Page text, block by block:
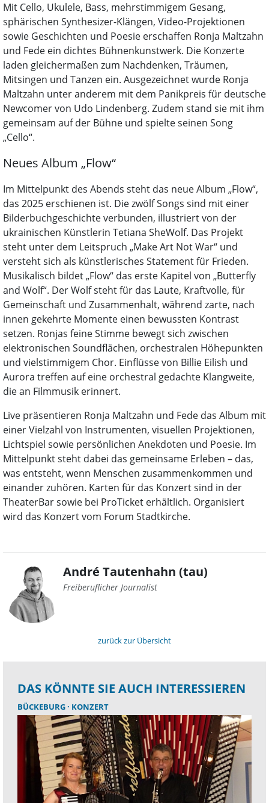
Mit Cello, Ukulele, Bass, mehrstimmigem Gesang,
sphärischen Synthesizer-Klängen, Video-Projektionen
sowie Geschichten und Poesie erschaffen Ronja Maltzahn
und Fede ein dichtes Bühnenkunstwerk. Die Konzerte
laden gleichermaßen zum Nachdenken, Träumen,
Mitsingen und Tanzen ein. Ausgezeichnet wurde Ronja
Maltzahn unter anderem mit dem Panikpreis für deutsche
Newcomer von Udo Lindenberg. Zudem stand sie mit ihm
gemeinsam auf der Bühne und spielte seinen Song
„Cello“.
Neues Album „Flow“
Im Mittelpunkt des Abends steht das neue Album „Flow“,
das 2025 erschienen ist. Die zwölf Songs sind mit einer
Bilderbuchgeschichte verbunden, illustriert von der
ukrainischen Künstlerin Tetiana SheWolf. Das Projekt
steht unter dem Leitspruch „Make Art Not War“ und
versteht sich als künstlerisches Statement für Frieden.
Musikalisch bildet „Flow“ das erste Kapitel von „Butterfly
and Wolf“. Der Wolf steht für das Laute, Kraftvolle, für
Gemeinschaft und Zusammenhalt, während zarte, nach
innen gekehrte Momente einen bewussten Kontrast
setzen. Ronjas feine Stimme bewegt sich zwischen
elektronischen Soundflächen, orchestralen Höhepunkten
und vielstimmigem Chor. Einflüsse von Billie Eilish und
Aurora treffen auf eine orchestral gedachte Klangweite,
die an Filmmusik erinnert.
Live präsentieren Ronja Maltzahn und Fede das Album mit
einer Vielzahl von Instrumenten, visuellen Projektionen,
Lichtspiel sowie persönlichen Anekdoten und Poesie. Im
Mittelpunkt steht dabei das gemeinsame Erleben – das,
was entsteht, wenn Menschen zusammenkommen und
einander zuhören. Karten für das Konzert sind in der
TheaterBar sowie bei ProTicket erhältlich. Organisiert
wird das Konzert vom Forum Stadtkirche.
André Tautenhahn (tau)
Freiberuflicher Journalist
zurück zur Übersicht
DAS KÖNNTE SIE AUCH INTERESSIEREN
BÜCKEBURG KONZERT